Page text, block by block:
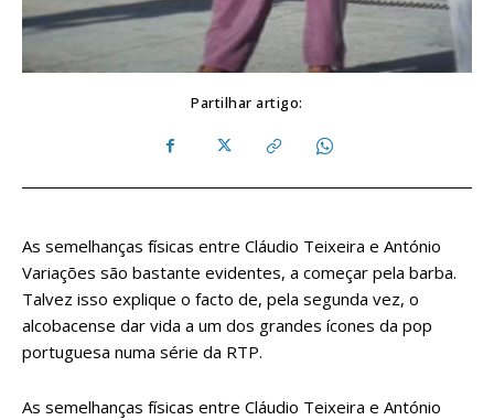
Partilhar artigo:
As semelhanças físicas entre Cláudio Teixeira e António
Variações são bastante evidentes, a começar pela barba.
Talvez isso explique o facto de, pela segunda vez, o
alcobacense dar vida a um dos grandes ícones da pop
portuguesa numa série da RTP.
As semelhanças físicas entre Cláudio Teixeira e António